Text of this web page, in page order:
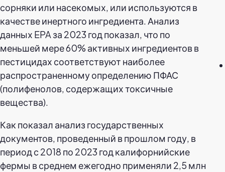
сорняки или насекомых, или используются в
качестве инертного ингредиента. Анализ
данных EPA за 2023 год показал, что по
меньшей мере 60% активных ингредиентов в
пестицидах соответствуют наиболее
распространенному определению ПФАС
(полифенолов, содержащих токсичные
вещества).
Как показал анализ государственных
документов, проведенный в прошлом году, в
период с 2018 по 2023 год калифорнийские
фермы в среднем ежегодно применяли 2,5 млн